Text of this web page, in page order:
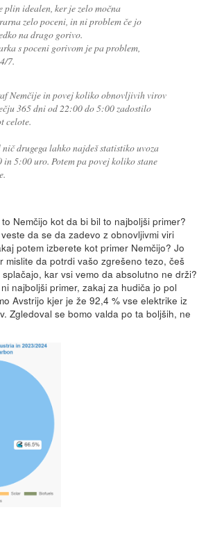
plin idealen, ker je zelo močna
zelo poceni, in ni problem če jo
na drago gorivo.
s poceni gorivom je pa problem,
7.
Nemčije in povej koliko obnovljivih virov
365 dni od 22:00 do 5:00 zadostilo
celote.
nič drugega lahko najdeš statistiko uvoza
in 5:00 uro. Potem pa povej koliko stane
Nemčijo kot da bi bil to najboljši primer?
da se da zadevo z obnovljivmi viri
potem izberete kot primer Nemčijo? Jo
mislite da potrdi vašo zgrešeno tezo, češ
kar vsi vemo da absolutno ne drži?
najboljši primer, zakaj za hudiča jo pol
Avstrijo kjer je že 92,4 % vse elektrike iz
Zgledoval se bomo valda po ta boljših, ne